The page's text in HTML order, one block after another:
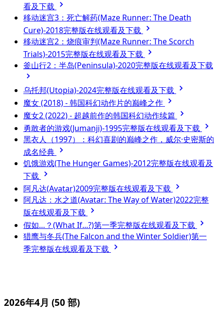
看及下载
移动迷宫3：死亡解药(Maze Runner: The Death
Cure)-2018完整版在线观看及下载
移动迷宫2：烧痕审判(Maze Runner: The Scorch
Trials)-2015完整版在线观看及下载
釜山行2：半岛(Peninsula)-2020完整版在线观看及下载
乌托邦(Utopia)-2024完整版在线观看及下载
魔女 (2018) - 韩国科幻动作片的巅峰之作
魔女2 (2022) - 超越前作的韩国科幻动作续篇
勇敢者的游戏(Jumanji)-1995完整版在线观看及下载
黑衣人（1997）：科幻喜剧的巅峰之作，威尔·史密斯的
成名经典
饥饿游戏(The Hunger Games)-2012完整版在线观看及
下载
阿凡达(Avatar)2009完整版在线观看及下载
阿凡达：水之道(Avatar: The Way of Water)2022完整
版在线观看及下载
假如…？(What If...?)第一季完整版在线观看及下载
猎鹰与冬兵(The Falcon and the Winter Soldier)第一
季完整版在线观看及下载
2026年4月 (50 部)